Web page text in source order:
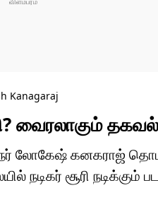
Kanagaraj
வைரலாகும் தகவல்
லோகேஷ் கனகராஜ்
நடிகர் சூரி நடிக்கும்